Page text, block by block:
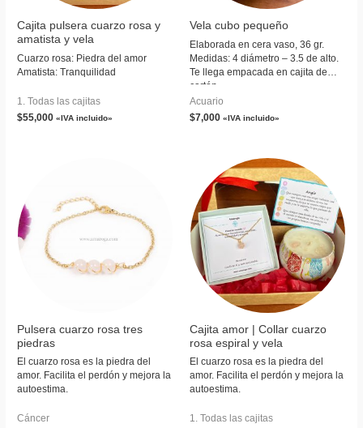
Cajita pulsera cuarzo rosa y
amatista y vela
Cuarzo rosa: Piedra del amor
Amatista: Tranquilidad
1. Todas las cajitas
$55,000 «IVA incluido»
Vela cubo pequeño
Elaborada en cera vaso, 36 gr.
Medidas: 4 diámetro – 3.5 de alto.
Te llega empacada en cajita de
cartón.
Acuario
$7,000 «IVA incluido»
Pulsera cuarzo rosa tres
piedras
El cuarzo rosa es la piedra del
amor. Facilita el perdón y mejora la
autoestima.
Cáncer
Cajita amor | Collar cuarzo
rosa espiral y vela
El cuarzo rosa es la piedra del
amor. Facilita el perdón y mejora la
autoestima.
1. Todas las cajitas